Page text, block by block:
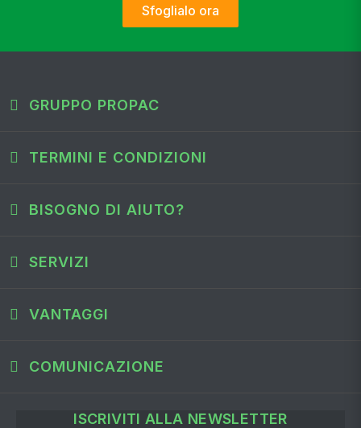
Sfoglialo ora
GRUPPO PROPAC
TERMINI E CONDIZIONI
BISOGNO DI AIUTO?
SERVIZI
VANTAGGI
COMUNICAZIONE
ISCRIVITI ALLA NEWSLETTER